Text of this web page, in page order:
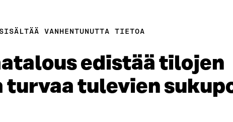
VANHENTUNUTTA TIETOA
edistää tilojen
tulevien